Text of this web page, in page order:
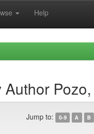
Help
Jump to: 0-9 A B